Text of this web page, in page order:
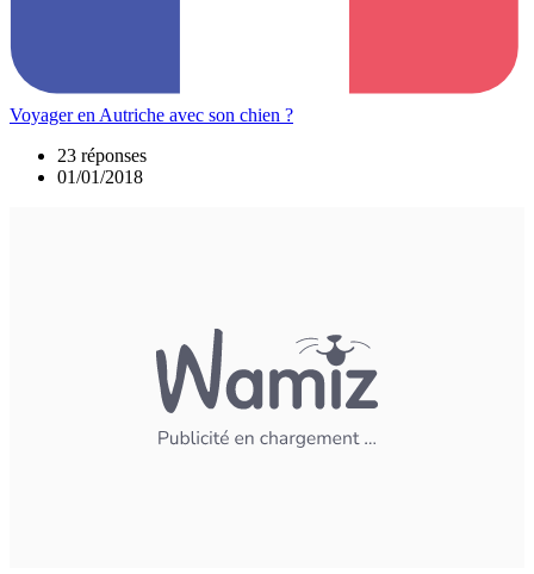
Voyager en Autriche avec son chien ?
23 réponses
01/01/2018